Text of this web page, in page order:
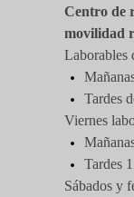
Centro de
movilidad
Laborables
Tardes
Viernes
Tardes
Sábados y